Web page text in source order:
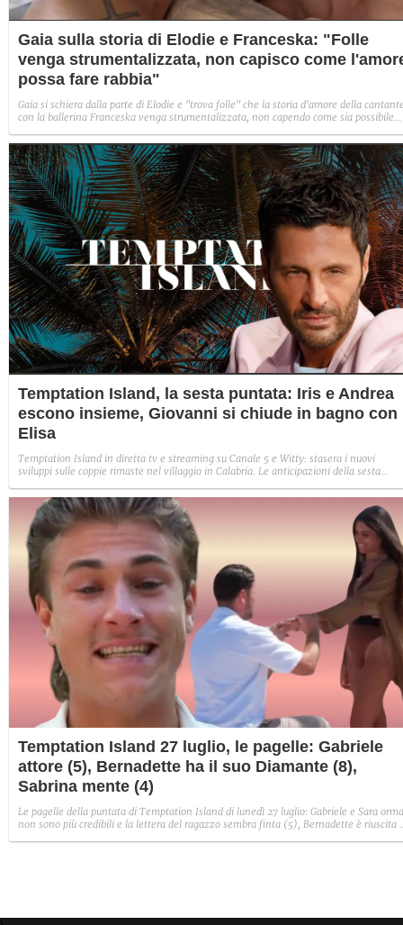
Gaia sulla storia di Elodie e Franceska: "Folle
venga strumentalizzata, non capisco come
possa fare rabbia"
Gaia si schiera dalla parte di Elodie e "trova folle" che la storia d'amore della
con la ballerina Franceska venga strumentalizzata, non capendo come sia possibile
Temptation Island, la sesta puntata: Iris e Andrea
escono insieme, Giovanni si chiude in bagno con
Elisa
Temptation Island in diretta tv e streaming su Canale 5 e Witty: stasera i nuovi
sviluppi sulle coppie rimaste nel villaggio in Calabria. Le anticipazioni della sesta
Sabrina rifiuta il falò con Giovanni e si avvicina a Lory.
Temptation Island 27 luglio, le pagelle: Gabriele
attore (5), Bernadette ha il suo Diamante (8),
Sabrina mente (4)
Le pagelle della puntata di Temptation Island di lunedì 27 luglio: Gabriele e Sara
non sono più credibili e la lettera del ragazzo sembra finta (5), Bernadette è riuscita